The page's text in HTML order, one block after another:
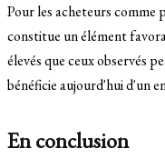
Pour les acheteurs comme
constitue un élément
élevés que ceux observés
bénéficie aujourd'hui d'un
En conclusion